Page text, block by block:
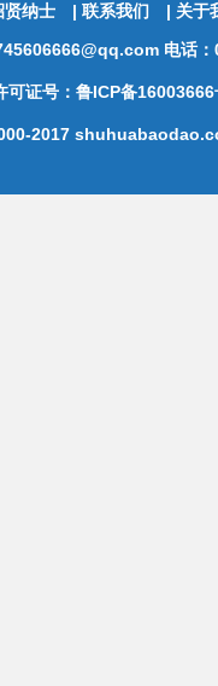
贤纳士 | 联系我们 | 关于
电话
可证号：鲁ICP备
2017